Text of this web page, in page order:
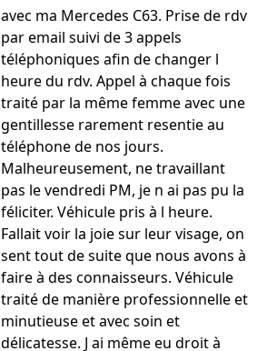
avec ma Mercedes C63. Prise de rdv
par email suivi de 3 appels
téléphoniques afin de changer l
heure du rdv. Appel à chaque fois
traité par la même femme avec une
gentillesse rarement resentie au
téléphone de nos jours.
Malheureusement, ne travaillant
pas le vendredi PM, je n ai pas pu la
féliciter. Véhicule pris à l heure.
Fallait voir la joie sur leur visage, on
sent tout de suite que nous avons à
faire à des connaisseurs. Véhicule
traité de manière professionnelle et
minutieuse et avec soin et
délicatesse. J ai même eu droit à